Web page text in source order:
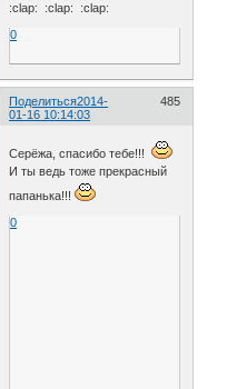
:clap: :clap: :clap:
0
Поделиться 485
2014-
01-16 10:14:03
Серёжа, спасибо тебе!!!
И ты ведь тоже прекрасный
папанька!!!
0